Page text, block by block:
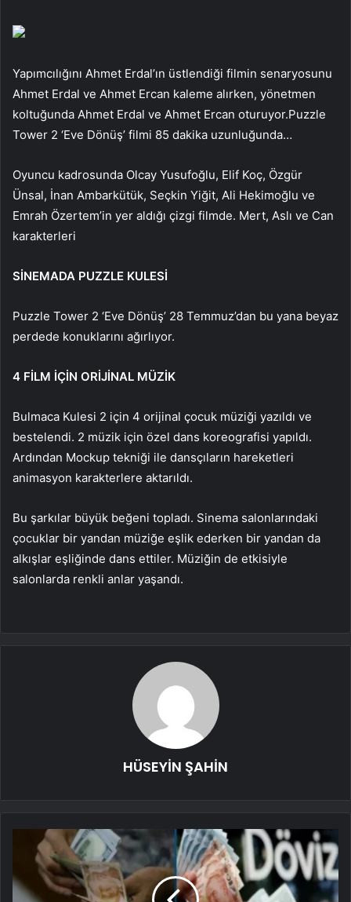
Yapımcılığını Ahmet Erdal’ın üstlendiği filmin senaryosunu
Ahmet Erdal ve Ahmet Ercan kaleme alırken, yönetmen
koltuğunda Ahmet Erdal ve Ahmet Ercan oturuyor.Puzzle
Tower 2 ‘Eve Dönüş’ filmi 85 dakika uzunluğunda…
Oyuncu kadrosunda Olcay Yusufoğlu, Elif Koç, Özgür
Ünsal, İnan Ambarkütük, Seçkin Yiğit, Ali Hekimoğlu ve
Emrah Özertem’in yer aldığı çizgi filmde. Mert, Aslı ve Can
karakterleri
SİNEMADA PUZZLE KULESİ
Puzzle Tower 2 ‘Eve Dönüş’ 28 Temmuz’dan bu yana beyaz
perdede konuklarını ağırlıyor.
4 FİLM İÇİN ORİJİNAL MÜZİK
Bulmaca Kulesi 2 için 4 orijinal çocuk müziği yazıldı ve
bestelendi. 2 müzik için özel dans koreografisi yapıldı.
Ardından Mockup tekniği ile dansçıların hareketleri
animasyon karakterlere aktarıldı.
Bu şarkılar büyük beğeni topladı. Sinema salonlarındaki
çocuklar bir yandan müziğe eşlik ederken bir yandan da
alkışlar eşliğinde dans ettiler. Müziğin de etkisiyle
salonlarda renkli anlar yaşandı.
HÜSEYİN ŞAHİN